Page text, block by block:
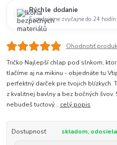
Rýchle dodanie
Expedujeme zvyčajne do 24
Ohodnotiť
Tričko Najlepší chlap pod slnkom,
tlačíme aj na mikinu - objednáte tu
perfektný darček pre tvojich blízkych.
z kvalitnej bavlny a bez bočných
nebudeš tuctový... celý popis
Dostupnosť skladom,